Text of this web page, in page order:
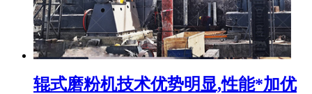
辊式磨粉机技术优势明显,性能*加优